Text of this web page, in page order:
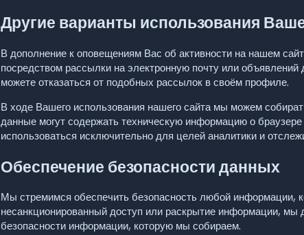
Другие варианты использования
В дополнение к оповещениям Вас об активности на нашем
посредством рассылки на электронную почту или
можете отказаться от подобных рассылок в своём профиле.
В ходе Вашего использования нашего сайта мы можем
данные могут содержать техническую информацию о
использоваться исключительно для целей аналитики и
Обеспечение безопасности данных
Мы стремимся обеспечить безопасность любой информации,
несанкционированный доступ или раскрытие информации,
безопасности информации, которую мы собираем.